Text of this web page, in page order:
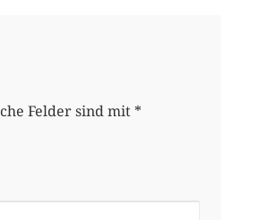
Felder sind mit *